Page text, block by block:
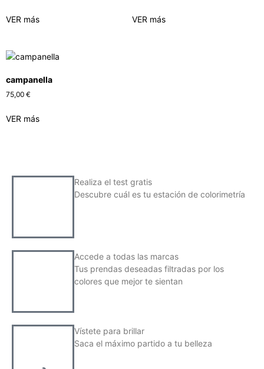
VER más VER más
campanella
75,00 €
VER más
Realiza el test gratis
Descubre cuál es tu estación de colorimetría
Accede a todas las marcas
Tus prendas deseadas filtradas por los
colores que mejor te sientan
Vístete para brillar
Saca el máximo partido a tu belleza